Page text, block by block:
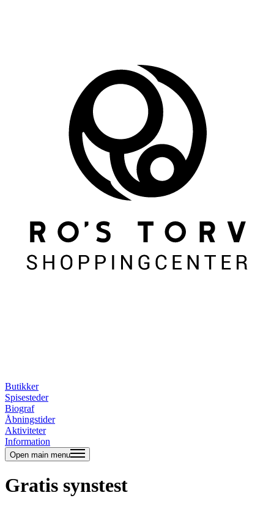
Butikker
Spisesteder
Biograf
Åbningstider
Aktiviteter
Information
Open main menu
Gratis synstest